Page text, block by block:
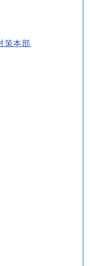
策本部